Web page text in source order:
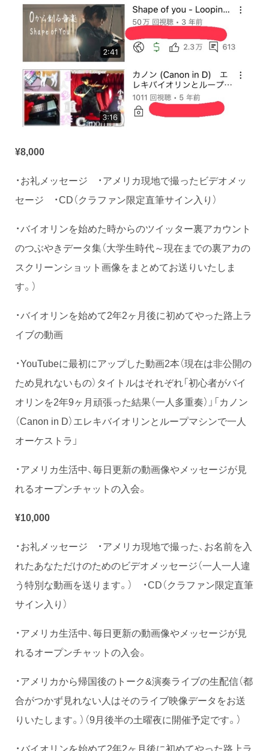
¥8,000
・お礼メッセージ ・アメリカ現地で撮ったビデオメッ
セージ ・CD（クラファン限定直筆サイン入り）
・バイオリンを始めた時からのツイッター裏アカウント
のつぶやきデータ集（大学生時代～現在までの裏アカの
スクリーンショット画像をまとめてお送りいたしま
す。）
・バイオリンを始めて2年2ヶ月後に初めてやった路上ラ
イブの動画
・YouTubeに最初にアップした動画2本（現在は非公開の
ため見れないもの）タイトルはそれぞれ「初心者がバイ
オリンを2年9ヶ月頑張った結果（一人多重奏）」「カノン
（Canon in D）エレキバイオリンとループマシンで一人
オーケストラ」
・アメリカ生活中、毎日更新の動画像やメッセージが見
れるオープンチャットの入会。
¥10,000
・お礼メッセージ ・アメリカ現地で撮った、お名前を入
れたあなただけのためのビデオメッセージ（一人一人違
う特別な動画を送ります。） ・CD（クラファン限定直筆
サイン入り）
・アメリカ生活中、毎日更新の動画像やメッセージが見
れるオープンチャットの入会。
・アメリカから帰国後のトーク&演奏ライブの生配信（都
合がつかず見れない人はそのライブ映像データをお送
りいたします。）（9月後半の土曜夜に開催予定です。）
・バイオリンを始めて2年2ヶ月後に初めてやった路上ラ